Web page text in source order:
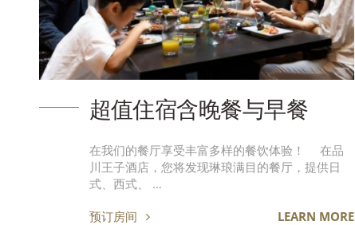
超值住宿含晚餐与早餐
在我们的餐厅享受丰富多样的餐饮体验！ 在品
川王子酒店，您将发现琳琅满目的餐厅，提供日
式、西式、 …
预订房间 LEARN MORE